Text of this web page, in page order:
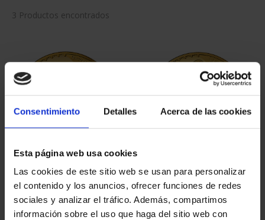
Consentimiento Detalles Acerca de las cookies
Esta página web usa cookies
Las cookies de este sitio web se usan para personalizar
el contenido y los anuncios, ofrecer funciones de redes
sociales y analizar el tráfico. Además, compartimos
información sobre el uso que haga del sitio web con
3 Productos encontrados
BICENTENARIO PRADO
2 ESCUDOS PASITELES
1.245,00 €
BICENTENARIO PRADO
2 ESCUDOS LEONE
LEONI
1.245,00 €